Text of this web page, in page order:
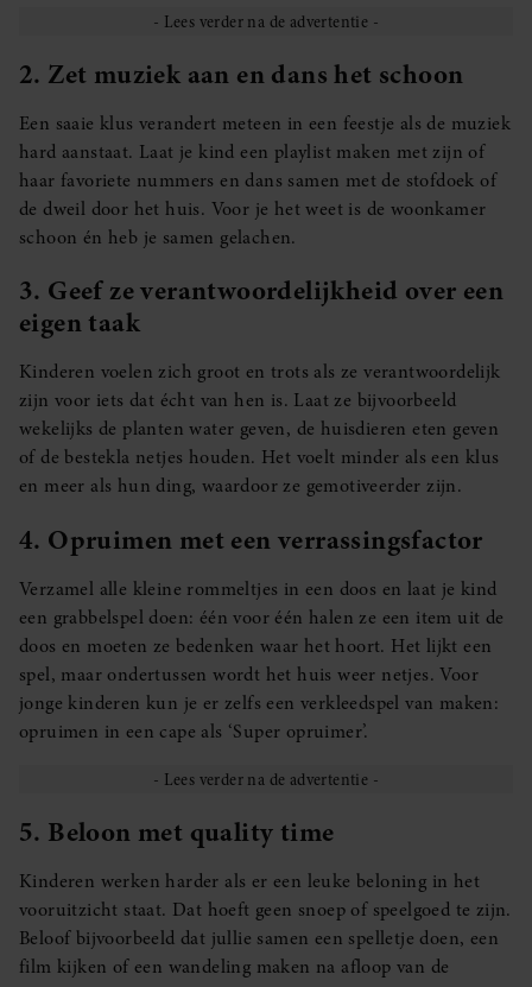
2. Zet muziek aan en dans het schoon
Een saaie klus verandert meteen in een feestje als de muziek
hard aanstaat. Laat je kind een playlist maken met zijn of
haar favoriete nummers en dans samen met de stofdoek of
de dweil door het huis. Voor je het weet is de woonkamer
schoon én heb je samen gelachen.
3. Geef ze verantwoordelijkheid over een
eigen taak
Kinderen voelen zich groot en trots als ze verantwoordelijk
zijn voor iets dat écht van hen is. Laat ze bijvoorbeeld
wekelijks de planten water geven, de huisdieren eten geven
of de bestekla netjes houden. Het voelt minder als een klus
en meer als hun ding, waardoor ze gemotiveerder zijn.
4. Opruimen met een verrassingsfactor
Verzamel alle kleine rommeltjes in een doos en laat je kind
een grabbelspel doen: één voor één halen ze een item uit de
doos en moeten ze bedenken waar het hoort. Het lijkt een
spel, maar ondertussen wordt het huis weer netjes. Voor
jonge kinderen kun je er zelfs een verkleedspel van maken:
opruimen in een cape als ‘Super opruimer’.
5. Beloon met quality time
Kinderen werken harder als er een leuke beloning in het
vooruitzicht staat. Dat hoeft geen snoep of speelgoed te zijn.
Beloof bijvoorbeeld dat jullie samen een spelletje doen, een
film kijken of een wandeling maken na afloop van de